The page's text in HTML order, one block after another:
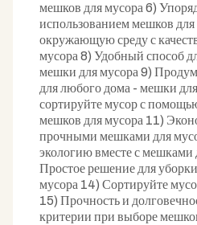
мешков для мусора 6)
использованием мешков
окружающую среду с
мусора 8) Удобный способ
мешки для мусора 9)
для любого дома - мешки
сортируйте мусор с
мешков для мусора 11)
прочными мешками для
экологию вместе с мешками
Простое решение для
мусора 14) Сортируйте
15) Прочность и
критерии при выборе